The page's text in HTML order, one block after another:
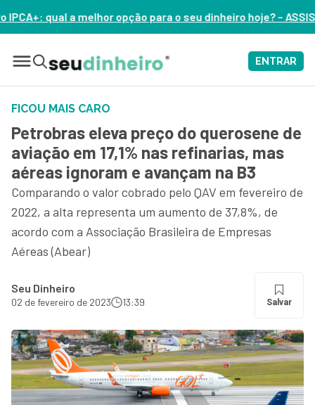
para o seu dinheiro hoje? – ASSISTA AGORA
ENTRAR
FICOU MAIS CARO
Petrobras eleva preço do querosene de
aviação em 17,1% nas refinarias, mas
aéreas ignoram e avançam na B3
Comparando o valor cobrado pelo QAV em fevereiro de
2022, a alta representa um aumento de 37,8%, de
acordo com a Associação Brasileira de Empresas
Aéreas (Abear)
Seu Dinheiro
02 de fevereiro de 2023 13:39 Salvar